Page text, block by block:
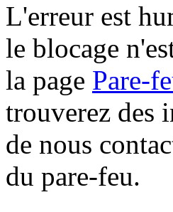
L'erreur est
le blocage
la page Pare-
trouverez des
de nous
du pare-feu.